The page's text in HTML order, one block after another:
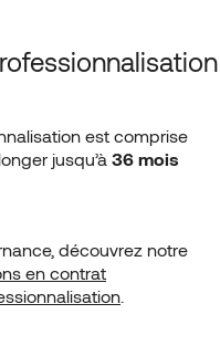
est comprise
jusqu’à 36 mois
découvrez notre
en contrat